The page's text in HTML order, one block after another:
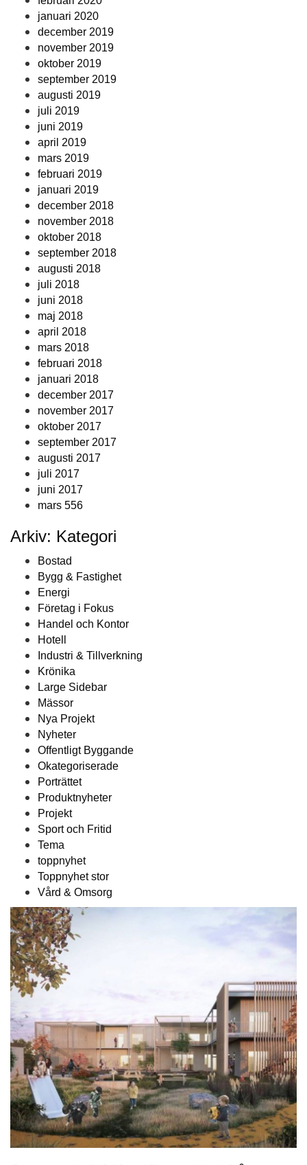
januari 2020
december 2019
november 2019
oktober 2019
september 2019
augusti 2019
juli 2019
juni 2019
april 2019
mars 2019
februari 2019
januari 2019
december 2018
november 2018
oktober 2018
september 2018
augusti 2018
juli 2018
juni 2018
maj 2018
april 2018
mars 2018
februari 2018
januari 2018
december 2017
november 2017
oktober 2017
september 2017
augusti 2017
juli 2017
juni 2017
mars 556
Arkiv: Kategori
Bostad
Bygg & Fastighet
Energi
Företag i Fokus
Handel och Kontor
Hotell
Industri & Tillverkning
Krönika
Large Sidebar
Mässor
Nya Projekt
Nyheter
Offentligt Byggande
Okategoriserade
Porträttet
Produktnyheter
Projekt
Sport och Fritid
Tema
toppnyhet
Toppnyhet stor
Vård & Omsorg